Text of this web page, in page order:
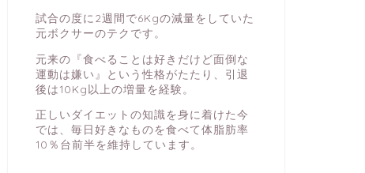
試合の度に2週間で6Kgの減量をしていた
元ボクサーのテクです。
元来の『食べることは好きだけど面倒な
運動は嫌い』という性格がたたり、引退
後は10Kg以上の増量を経験。
正しいダイエットの知識を身に着けた今
では、毎日好きなものを食べて体脂肪率
10％台前半を維持しています。